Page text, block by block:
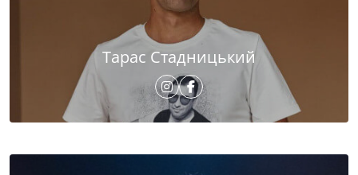
Тарас Стадницький